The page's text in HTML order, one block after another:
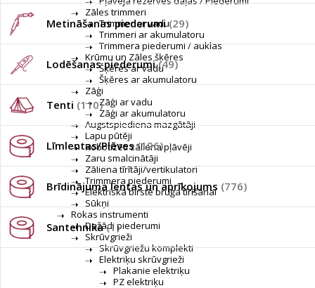
Metināšanas piederumi(29)
Lodēšanas piederumi(49)
Tenti (110)
Līmlentas/Plēves(196)
Brīdinājuma lentas un aprīkojums (776)
Santehnika(1)
Zāles trimmeri
Trimmer ar vadu
Trimmeri ar akumulatoru
Trimmera piederumi / auklas
Krūmu un Zāles šķēres
Šķēres ar vadu
Šķēres ar akumulatoru
Zāģi
Zāģi ar vadu
Zāģi ar akumulatoru
Augstspiediena mazgātāji
Lapu pūtēji
Robotizēti zāliena pļāvēji
Zaru smalcinātāji
Zāliena tīrītāji/vertikulatori
Trimmera piederumi
Elektriskā birste bruģa tīrīšanai
Sūkņi
Rokas instrumenti
Dažādi piederumi
Skrūvgrieži
Skrūvgriežu komplekti
Elektriķu skrūvgrieži
Plakanie elektriķu
PZ elektriķu